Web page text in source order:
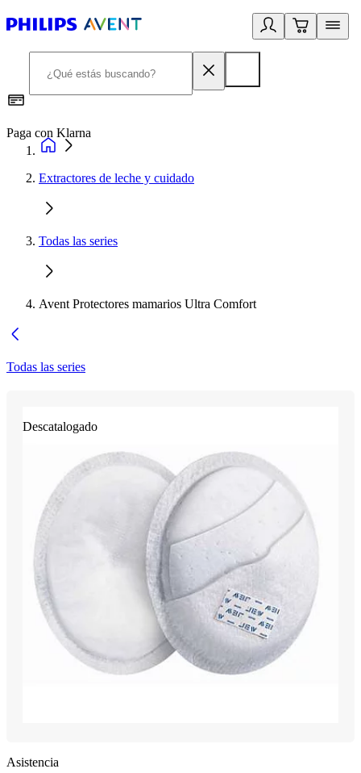
Paga con Klarna
Extractores de leche y cuidado
Todas las series
Avent Protectores mamarios Ultra Comfort
Todas las series
Descatalogado
Asistencia